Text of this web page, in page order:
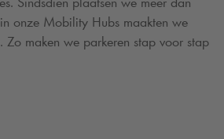
onze Mobility Hubs maakten we
Zo maken we parkeren stap voor stap